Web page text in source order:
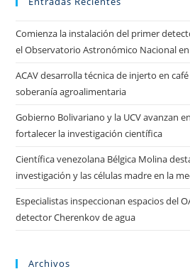
Comienza la instalación del primer
el Observatorio Astronómico Nacional
ACAV desarrolla técnica de injerto en
soberanía agroalimentaria
Gobierno Bolivariano y la UCV avanzan
fortalecer la investigación científica
Científica venezolana Bélgica Molina
investigación y las células madre en la
Especialistas inspeccionan espacios del
detector Cherenkov de agua
Archivos